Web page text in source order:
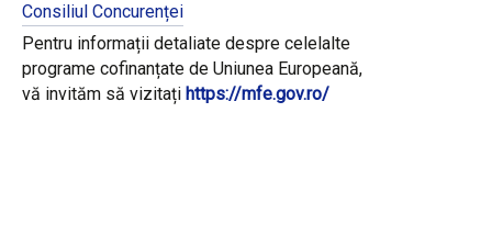
Consiliul Concurenței
Pentru informații detaliate despre celelalte
programe cofinanțate de Uniunea Europeană,
vă invităm să vizitați https://mfe.gov.ro/